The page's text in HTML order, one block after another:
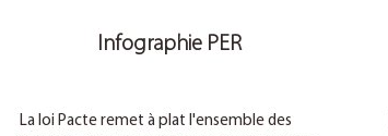
Infographie PER
La loi Pacte remet à plat l'ensemble des